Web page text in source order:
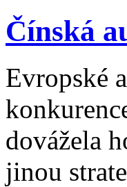
Čínská
Evropské
dovážela
jinou